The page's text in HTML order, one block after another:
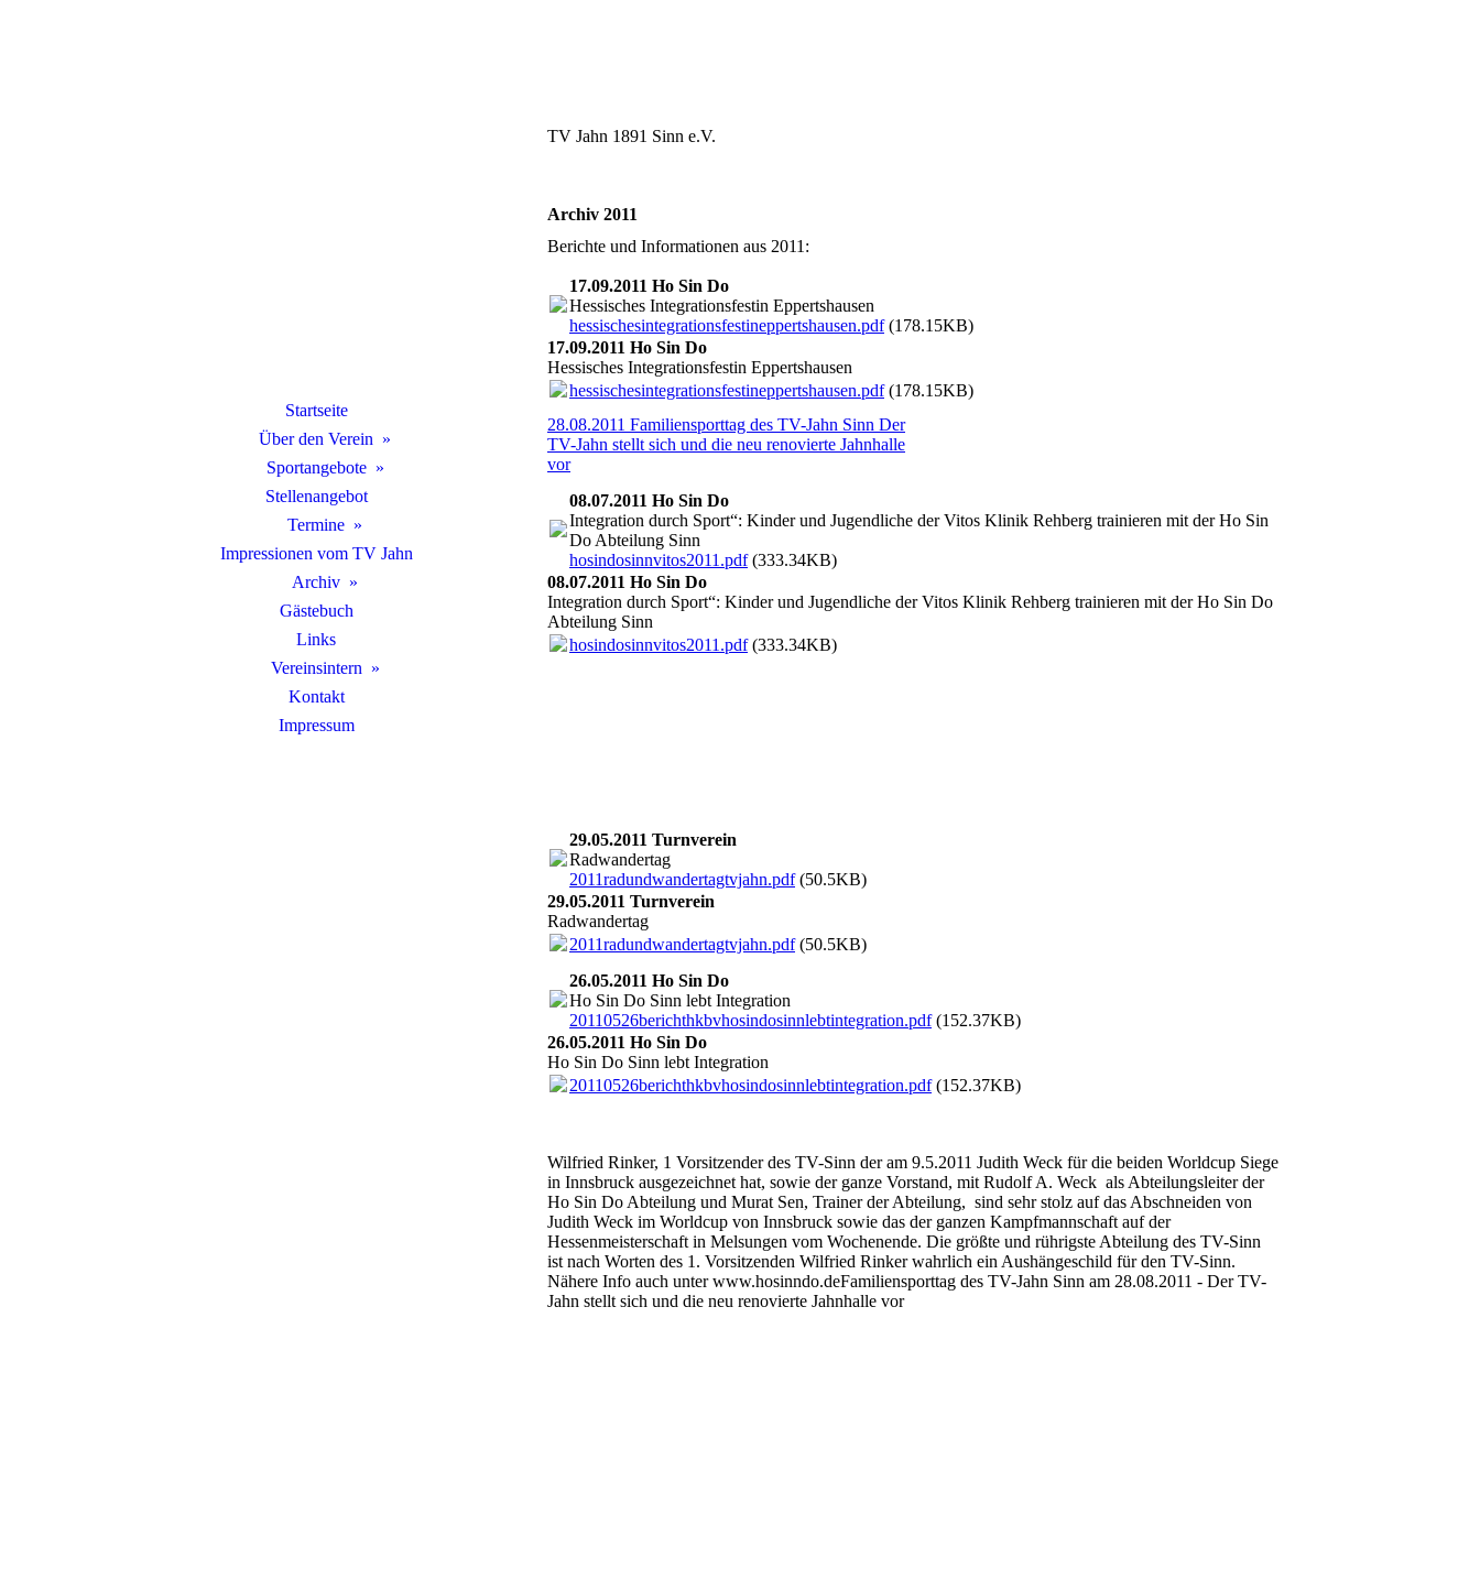
Startseite
Über den Verein
Sportangebote
Stellenangebot
Termine
Impressionen vom TV Jahn
Archiv
Gästebuch
Links
Vereinsintern
Kontakt
Impressum
TV Jahn 1891 Sinn e.V.
Archiv 2011
Berichte und Informationen aus 2011:
17.09.2011 Ho Sin Do
Hessisches Integrationsfestin Eppertshausen
hessischesintegrationsfestineppertshausen.pdf(178.15KB)
17.09.2011 Ho Sin Do
Hessisches Integrationsfestin Eppertshausen
hessischesintegrationsfestineppertshausen.pdf(178.15KB)
28.08.2011 Familiensporttag des TV-Jahn Sinn Der
TV-Jahn stellt sich und die neu renovierte Jahnhalle
vor
08.07.2011 Ho Sin Do
Integration durch Sport“: Kinder und Jugendliche der Vitos Klinik Rehberg trainieren mit der Ho Sin
Do Abteilung Sinn
hosindosinnvitos2011.pdf(333.34KB)
08.07.2011 Ho Sin Do
Integration durch Sport“: Kinder und Jugendliche der Vitos Klinik Rehberg trainieren mit der Ho Sin Do
Abteilung Sinn
hosindosinnvitos2011.pdf(333.34KB)
29.05.2011 Turnverein
Radwandertag
2011radundwandertagtvjahn.pdf(50.5KB)
29.05.2011 Turnverein
Radwandertag
2011radundwandertagtvjahn.pdf(50.5KB)
26.05.2011 Ho Sin Do
Ho Sin Do Sinn lebt Integration
20110526berichthkbvhosindosinnlebtintegration.pdf(152.37KB)
26.05.2011 Ho Sin Do
Ho Sin Do Sinn lebt Integration
20110526berichthkbvhosindosinnlebtintegration.pdf(152.37KB)
Wilfried Rinker, 1 Vorsitzender des TV-Sinn der am 9.5.2011 Judith Weck für die beiden Worldcup Siege
in Innsbruck ausgezeichnet hat, sowie der ganze Vorstand, mit Rudolf A. Weck als Abteilungsleiter der
Ho Sin Do Abteilung und Murat Sen, Trainer der Abteilung, sind sehr stolz auf das Abschneiden von
Judith Weck im Worldcup von Innsbruck sowie das der ganzen Kampfmannschaft auf der
Hessenmeisterschaft in Melsungen vom Wochenende. Die größte und rührigste Abteilung des TV-Sinn
ist nach Worten des 1. Vorsitzenden Wilfried Rinker wahrlich ein Aushängeschild für den TV-Sinn.
Nähere Info auch unter www.hosinndo.deFamiliensporttag des TV-Jahn Sinn am 28.08.2011 - Der TV-
Jahn stellt sich und die neu renovierte Jahnhalle vor